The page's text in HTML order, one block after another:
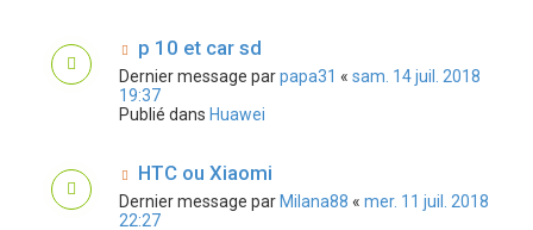
p 10 et car sd
Dernier message parpapa31 « sam. 14 juil. 2018
19:37
Publié dans Huawei
HTC ou Xiaomi
Dernier message parMilana88 « mer. 11 juil. 2018
22:27